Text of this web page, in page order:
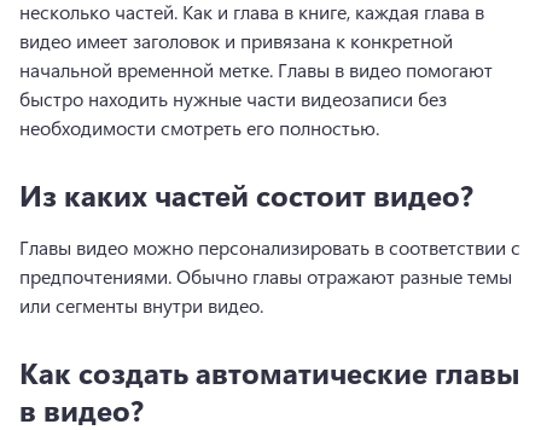
несколько частей. Как и глава в книге, каждая глава в
видео имеет заголовок и привязана к конкретной
начальной временной метке. Главы в видео помогают
быстро находить нужные части видеозаписи без
необходимости смотреть его полностью.
Из каких частей состоит видео?
Главы видео можно персонализировать в соответствии с
предпочтениями. Обычно главы отражают разные темы
или сегменты внутри видео.
Как создать автоматические главы
в видео?